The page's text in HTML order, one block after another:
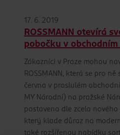
17. 6. 2019
ROSSMANN otevírá
pobočku v obchodním
Zákazníci v Praze mohou
ROSSMANN, která se pro
června v proslulém
MY Národní) na pražské
postavena dle zcela
který klade důraz na
také rozšířenou nabídku